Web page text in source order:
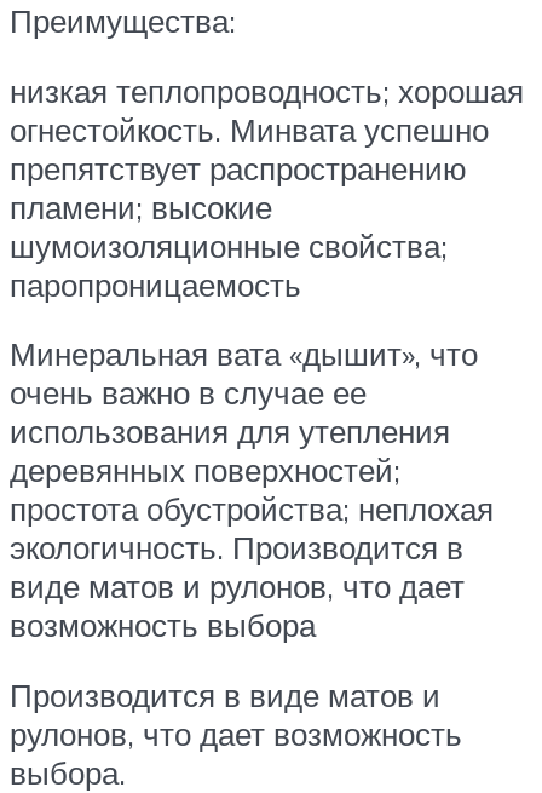
Преимущества:
низкая теплопроводность; хорошая
огнестойкость. Минвата успешно
препятствует распространению
пламени; высокие
шумоизоляционные свойства;
паропроницаемость
Минеральная вата «дышит», что
очень важно в случае ее
использования для утепления
деревянных поверхностей;
простота обустройства; неплохая
экологичность. Производится в
виде матов и рулонов, что дает
возможность выбора
Производится в виде матов и
рулонов, что дает возможность
выбора.